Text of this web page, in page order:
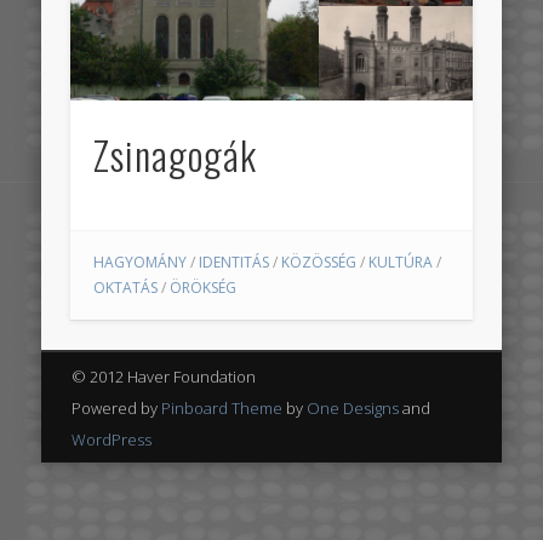
Zsinagogák
HAGYOMÁNY/ IDENTITÁS/ KÖZÖSSÉG / KULTÚRA/
OKTATÁS/ ÖRÖKSÉG
© 2012 Haver Foundation
Powered by Pinboard Theme by One Designsand
WordPress